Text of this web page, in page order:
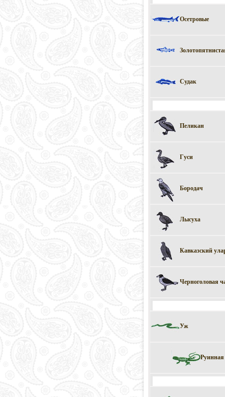
Осетровые
Судак
Пеликан
Гуси
Бородач
Лысуха
Кавказский
Черноголовая
Уж
Руинная